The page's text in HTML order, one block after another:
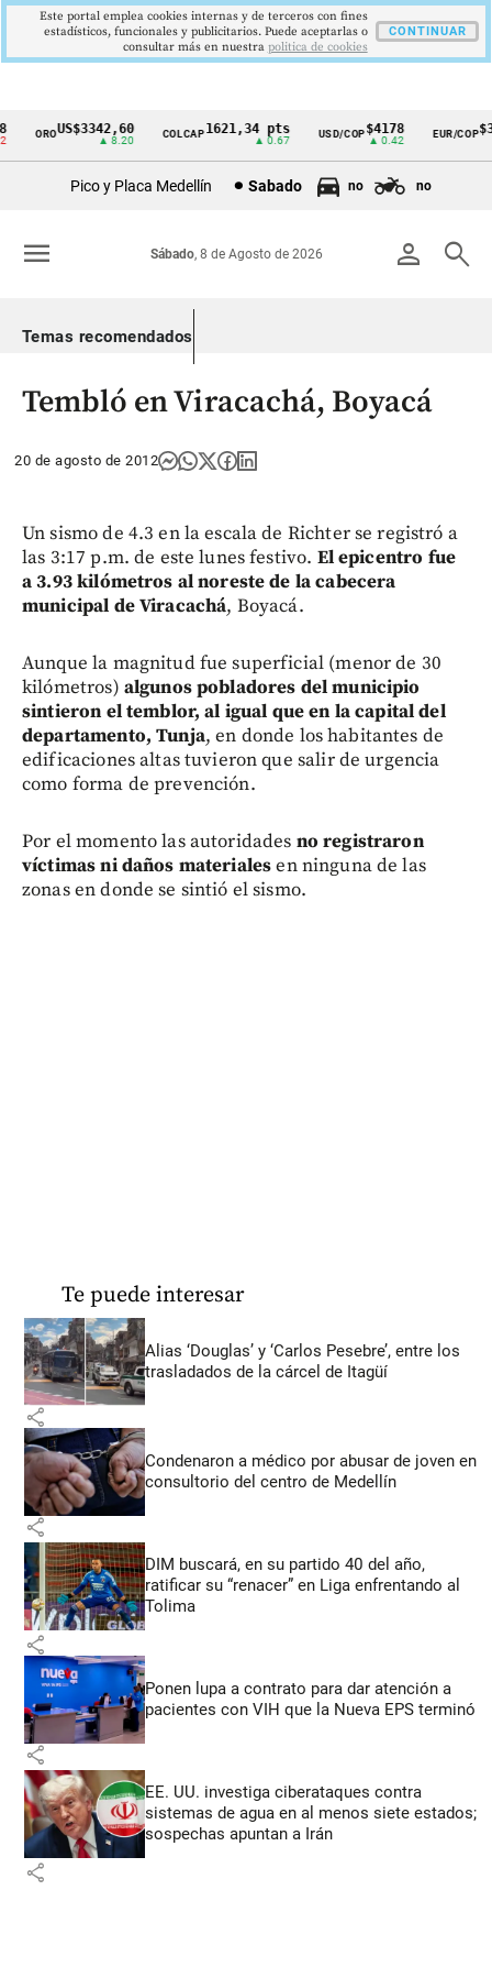
Cintillo
Colombia
OROUS$3342,60
▲ 8.20
COLCAP1621,34 pts
▲ 0.67
USD/COP$4178
▲ 0.42
EUR/COP
Pico y Placa Medellín Sabado no no
person search
Sábado, 8 de Agosto de 2026
menu
Temas recomendados
Tembló en Viracachá, Boyacá
20 de agosto de 2012
Un sismo de 4.3 en la escala de Richter se registró a
las 3:17 p.m. de este lunes festivo. El epicentro fue
a 3.93 kilómetros al noreste de la cabecera
municipal de Viracachá, Boyacá.
Aunque la magnitud fue superficial (menor de 30
kilómetros) algunos pobladores del municipio
sintieron el temblor, al igual que en la capital del
departamento, Tunja, en donde los habitantes de
edificaciones altas tuvieron que salir de urgencia
como forma de prevención.
Por el momento las autoridades no registraron
víctimas ni daños materialesen ninguna de las
zonas en donde se sintió el sismo.
Te puede interesar
Alias ‘Douglas’ y ‘Carlos Pesebre’, entre los
trasladados de la cárcel de Itagüí
share
Condenaron a médico por abusar de joven en
consultorio del centro de Medellín
share
DIM buscará, en su partido 40 del año,
ratificar su “renacer” en Liga enfrentando al
Tolima
share
Ponen lupa a contrato para dar atención a
pacientes con VIH que la Nueva EPS terminó
share
EE. UU. investiga ciberataques contra
sistemas de agua en al menos siete estados;
sospechas apuntan a Irán
share
Este portal emplea cookies internas y de terceros con fines
estadísticos, funcionales y publicitarios. Puede aceptarlas o
consultar más en nuestra politica de cookies
CONTINUAR